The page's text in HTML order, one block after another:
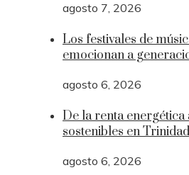
agosto 7, 2026
Los festivales de
emocionan a
agosto 6, 2026
De la renta
sostenibles en
agosto 6, 2026